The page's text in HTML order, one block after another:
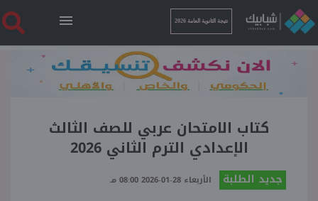
نتيجة الثانوية العامة 2026
الرئيسية
نتيجة الثانوية العامة 2026
كتاب الامتحان عربي للصف الثالث
الإعدادي الترم الثاني 2026
جديد الطلبة الأربعاء 28-01-2026 08:00 مـ